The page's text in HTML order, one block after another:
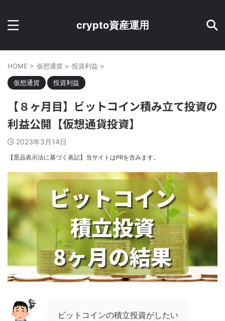
crypto資産運用
HOME > 仮想通貨 > 投資利益 >
仮想通貨 投資利益
【８ヶ月目】ビットコイン積み立て投資の
利益公開【仮想通貨投資】
2023年3月14日
【景品表示法に基づく表記】当サイトはPRを含みます。
ビットコインの積立投資がしたい